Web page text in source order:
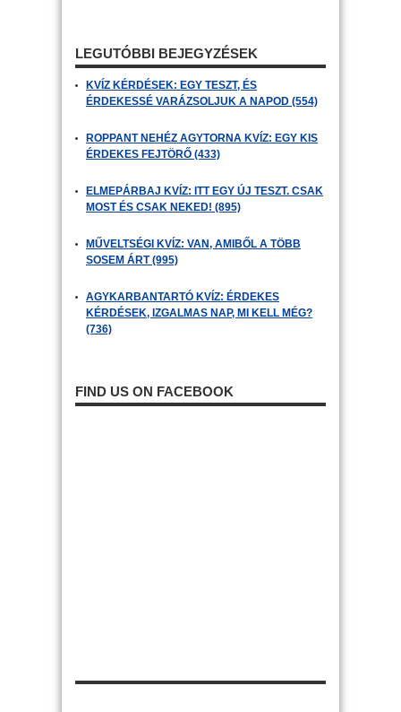
LEGUTÓBBI BEJEGYZÉSEK
KVÍZ KÉRDÉSEK: EGY TESZT, ÉS
ÉRDEKESSÉ VARÁZSOLJUK A NAPOD (554)
ROPPANT NEHÉZ AGYTORNA KVÍZ: EGY KIS
ÉRDEKES FEJTÖRŐ (433)
ELMEPÁRBAJ KVÍZ: ITT EGY ÚJ TESZT. CSAK
MOST ÉS CSAK NEKED! (895)
MŰVELTSÉGI KVÍZ: VAN, AMIBŐL A TÖBB
SOSEM ÁRT (995)
AGYKARBANTARTÓ KVÍZ: ÉRDEKES
KÉRDÉSEK, IZGALMAS NAP, MI KELL MÉG?
(736)
FIND US ON FACEBOOK